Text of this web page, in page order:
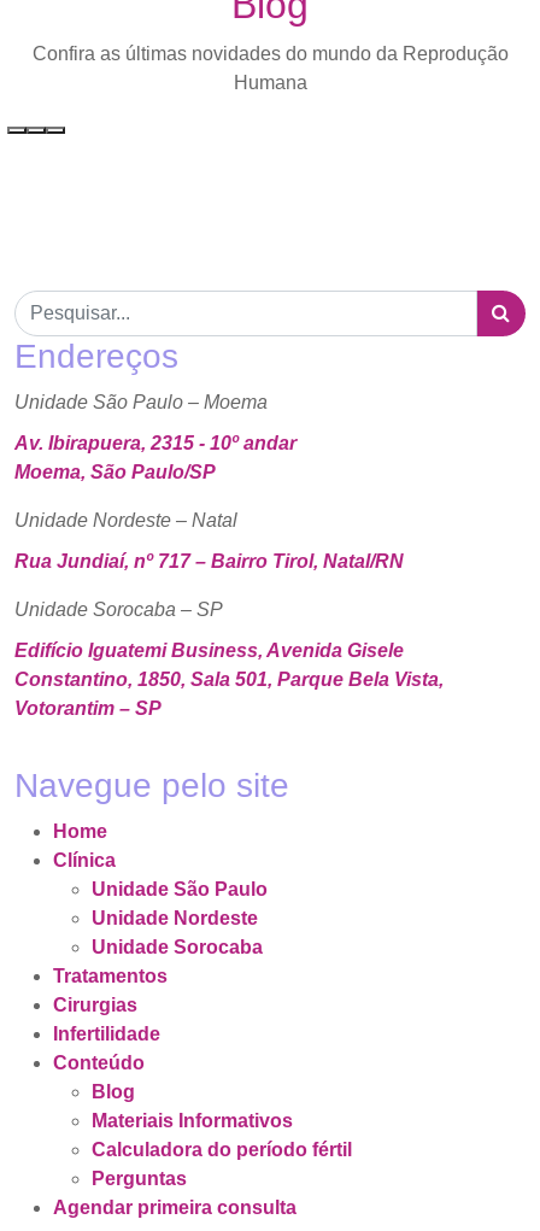
Confira as últimas novidades do mundo da Reprodução
Humana
Endereços
Unidade São Paulo – Moema
Av. Ibirapuera, 2315 - 10º andar
Moema, São Paulo/SP
Unidade Nordeste – Natal
Rua Jundiaí, nº 717 – Bairro Tirol, Natal/RN
Unidade Sorocaba – SP
Edifício Iguatemi Business, Avenida Gisele
Constantino, 1850, Sala 501, Parque Bela Vista,
Votorantim – SP
Navegue pelo site
Home
Clínica
Unidade São Paulo
Unidade Nordeste
Unidade Sorocaba
Tratamentos
Cirurgias
Infertilidade
Conteúdo
Blog
Materiais Informativos
Calculadora do período fértil
Perguntas
Agendar primeira consulta